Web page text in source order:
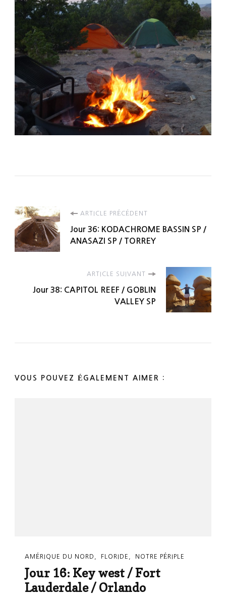
Navigation
d'article
ARTICLE PRÉCÉDENT
Jour 36: KODACHROME BASSIN SP /
ANASAZI SP / TORREY
ARTICLE SUIVANT
Jour 38: CAPITOL REEF / GOBLIN
VALLEY SP
VOUS POUVEZ ÉGALEMENT AIMER :
AMÉRIQUE DU NORD FLORIDE NOTRE PÉRIPLE
Jour 16: Key west / Fort
Lauderdale / Orlando